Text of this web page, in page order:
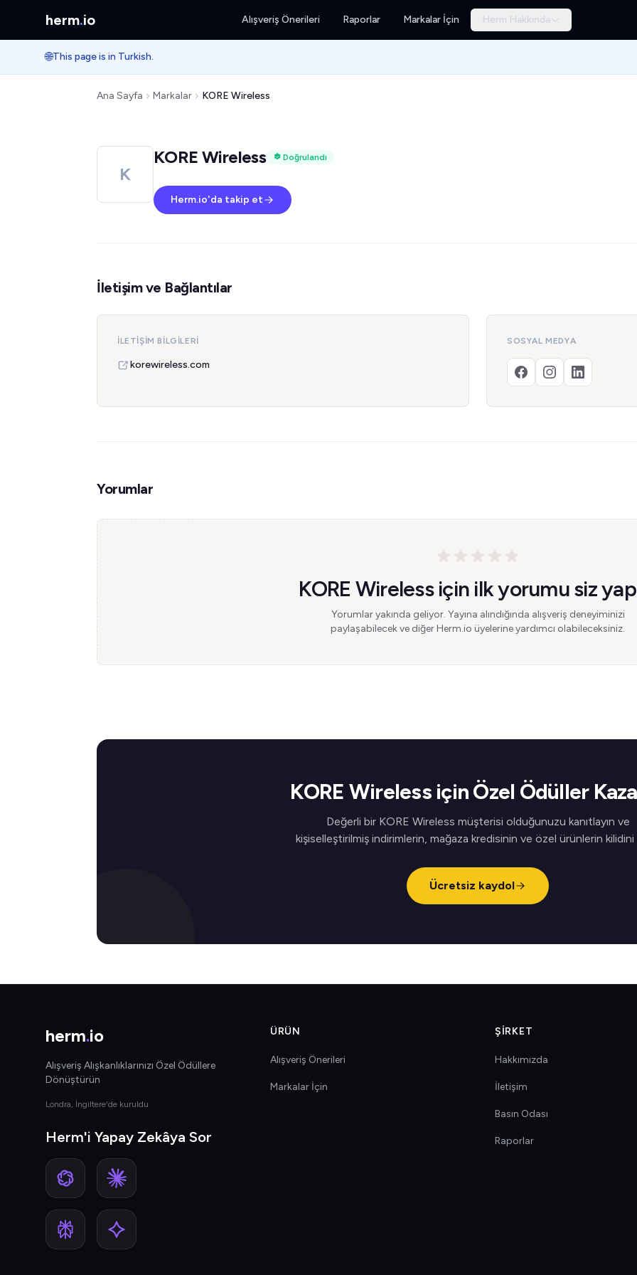
herm.io Alışveriş Önerileri Raporlar Markalar İçin Herm Hakkında
🌐This page is in Turkish.
Ana Sayfa Markalar KORE Wireless
K
KORE Wireless Doğrulandı
Herm.io'da takip et
İletişim ve Bağlantılar
İLETIŞIM BILGILERI
korewireless.com
SOSYAL MEDYA
Yorumlar
KORE Wireless için ilk yorumu siz
Yorumlar yakında geliyor. Yayına alındığında alışveriş deneyiminizi
paylaşabilecek ve diğer Herm.io üyelerine yardımcı olabileceksiniz.
KORE Wireless için Özel Ödüller
Değerli bir KORE Wireless müşterisi olduğunuzu kanıtlayın ve
kişiselleştirilmiş indirimlerin, mağaza kredisinin ve özel ürünlerin kilidini
Ücretsiz kaydol
herm.io
Alışveriş Alışkanlıklarınızı Özel Ödüllere
Dönüştürün
Londra, İngiltere'de kuruldu
Herm'i Yapay Zekâya Sor
ÜRÜN
Alışveriş Önerileri
Markalar İçin
ŞIRKET
Hakkımızda
İletişim
Basın Odası
Raporlar